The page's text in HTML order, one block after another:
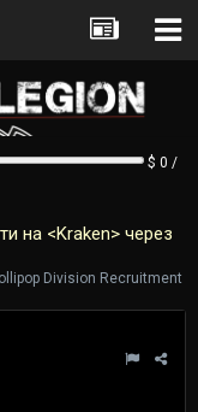
$ 0 /
на <Kraken> через
Division Recruitment